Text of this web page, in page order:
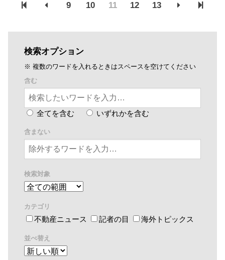
9 10 11 12 13
検索オプション
※ 複数のワードを入れるときはスペースを空けてください
含む
全てを含む いずれかを含む
含まない
検索対象
カテゴリ
不動産ニュース 記者の目 海外トピックス
並べ替え